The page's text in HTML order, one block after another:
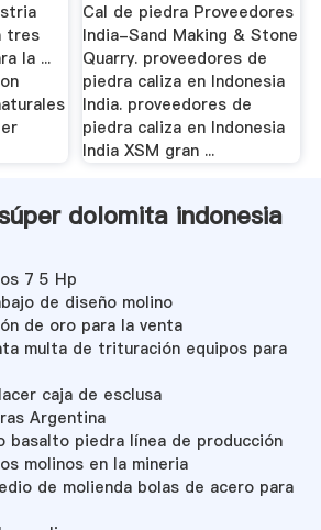
tres
la ...
Cal de piedra Proveedores
India-Sand Making & Stone
Quarry. proveedores de
piedra caliza en Indonesia
India. proveedores de
piedra caliza en Indonesia
India XSM gran ...
dolomita indonesia
7 5 Hp
de diseño molino
de oro para la venta
multa de trituración equipos para
caja de esclusa
Argentina
basalto piedra línea de producción
molinos en la mineria
de molienda bolas de acero para